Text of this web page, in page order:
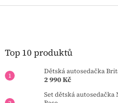
Z
Top 10 produktů
Dětská autosedačka
2 990 Kč
Set dětská autosedačka